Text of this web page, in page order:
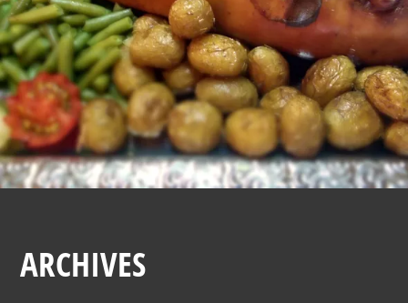
0
1
4
ARCHIVES